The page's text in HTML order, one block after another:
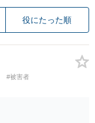
役にたった順
#被害者